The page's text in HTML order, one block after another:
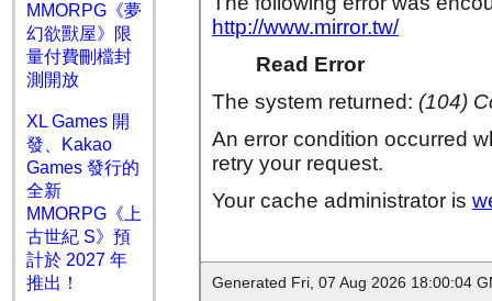
MMORPG《夢
幻欲獸屋》限
量付費刪檔封
測開放
XL Games 開
發、Kakao
Games 發行的
全新
MMORPG《上
古世紀 S》預
計於 2027 年
推出！